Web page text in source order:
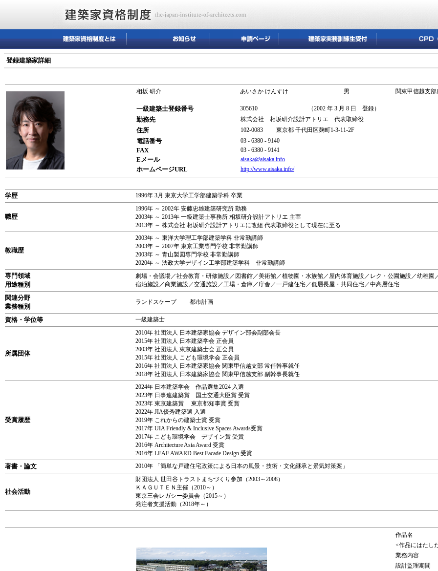
登録建築家詳細
相坂 研介 あいさか けんすけ 男 関東甲信越支部
一級建築士登録番号 305610 （2002 年 3 月 8 日 登録）
勤務先 株式会社 相坂研介設計アトリエ 代表取締役
住所 102-0083 東京都 千代田区麹町1-3-11-2F
電話番号 03 - 6380 - 9140
FAX 03 - 6380 - 9141
Eメール aisaka@aisaka.info
ホームページURL http://www.aisaka.info/
学歴 1996年 3月 東京大学工学部建築学科 卒業
職歴
1996年 ～ 2002年 安藤忠雄建築研究所 勤務
2003年 ～ 2013年 一級建築士事務所 相坂研介設計アトリエ 主宰
2013年 ～ 株式会社 相坂研介設計アトリエに改組 代表取締役として現在に至る
教職歴
2003年 ～ 東洋大学理工学部建築学科 非常勤講師
2003年 ～ 2007年 東京工業専門学校 非常勤講師
2003年 ～ 青山製図専門学校 非常勤講師
2020年 ～ 法政大学デザイン工学部建築学科 非常勤講師
専門領域
用途種別
劇場・会議場／社会教育・研修施設／図書館／美術館／植物園・水族館／屋内体育施設／レク・公園施設／幼稚
宿泊施設／商業施設／交通施設／工場・倉庫／庁舎／一戸建住宅／低層長屋・共同住宅／中高層住宅
関連分野
業務種別
ランドスケープ 都市計画
資格・学位等 一級建築士
所属団体
2010年 社団法人 日本建築家協会 デザイン部会副部会長
2015年 社団法人 日本建築学会 正会員
2003年 社団法人 東京建築士会 正会員
2015年 社団法人 こども環境学会 正会員
2016年 社団法人 日本建築家協会 関東甲信越支部 常任幹事就任
2018年 社団法人 日本建築家協会 関東甲信越支部 副幹事長就任
受賞履歴
2024年 日本建築学会 作品選集2024 入選
2023年 日事連建築賞 国土交通大臣賞 受賞
2023年 東京建築賞 東京都知事賞 受賞
2022年 JIA優秀建築選 入選
2019年 これからの建築士賞 受賞
2017年 UIA Friendly & Inclusive Spaces Awards受賞
2017年 こども環境学会 デザイン賞 受賞
2016年 Architecture Asia Award 受賞
2016年 LEAF AWARD Best Facade Design 受賞
著書・論文 2010年 「簡単な戸建住宅政策による日本の風景・技術・文化継承と景気対策案」
社会活動
財団法人 世田谷トラストまちづくり参加（2003～2008）
ＫＡＧＵＴＥＮ主催（2010～）
東京三会レガシー委員会（2015～）
発注者支援活動（2018年～）
作品名
<作品にはたし
業務内容
設計監理期間